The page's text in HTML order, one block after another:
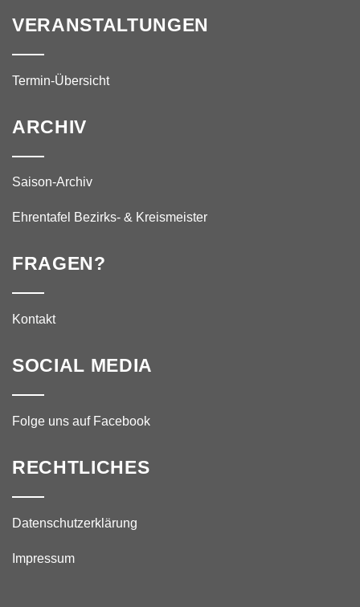
VERANSTALTUNGEN
Termin-Übersicht
ARCHIV
Saison-Archiv
Ehrentafel Bezirks- & Kreismeister
FRAGEN?
Kontakt
SOCIAL MEDIA
Folge uns auf Facebook
RECHTLICHES
Datenschutzerklärung
Impressum